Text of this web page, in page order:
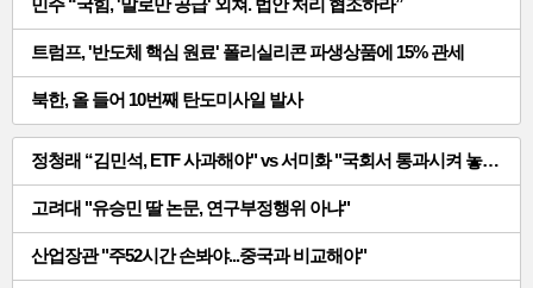
기
사-02
민주 “국힘, '말로만 공급' 외쳐. 법안 처리 협조하라”
트럼프, '반도체 핵심 원료' 폴리실리콘 파생상품에 15% 관세
북한, 올 들어 10번째 탄도미사일 발사
일
반
기
사-03
정청래 “김민석, ETF 사과해야" vs 서미화 "국회서 통과시켜 놓고선"
고려대 "유승민 딸 논문, 연구부정행위 아냐"
산업장관 "주52시간 손봐야...중국과 비교해야"